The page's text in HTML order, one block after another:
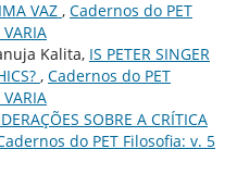
VAZ , Cadernos do PET
Kalita, IS PETER SINGER
, Cadernos do PET
SOBRE A CRÍTICA
do PET Filosofia: v. 5